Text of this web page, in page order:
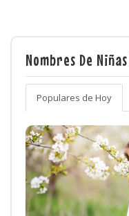
Nombres De
Populares de Hoy